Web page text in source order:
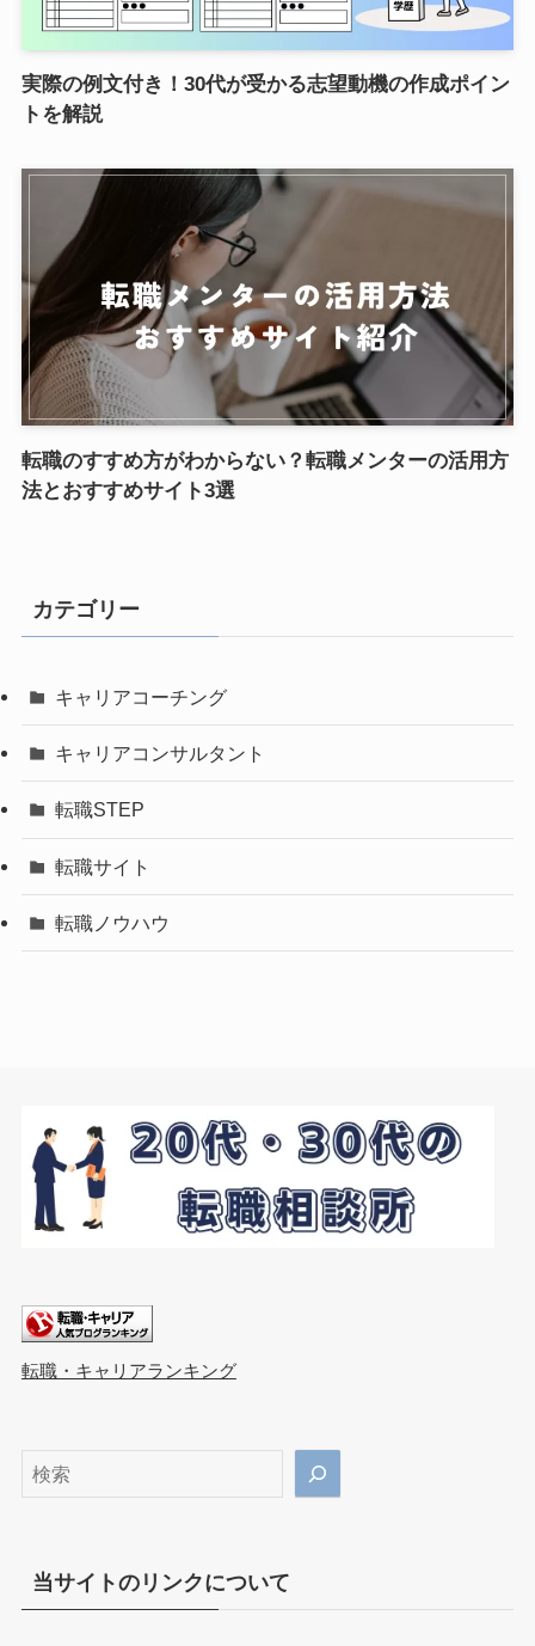
実際の例文付き！30代が受かる志望動機の作成ポイン
トを解説
転職のすすめ方がわからない？転職メンターの活用方
法とおすすめサイト3選
カテゴリー
キャリアコーチング
キャリアコンサルタント
転職STEP
転職サイト
転職ノウハウ
転職・キャリアランキング
検
索
当サイトのリンクについて